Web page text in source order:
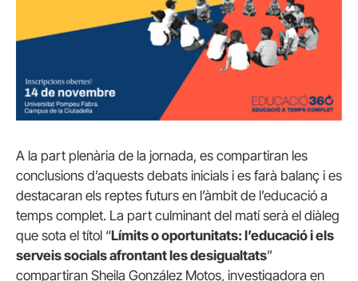
A la part plenària de la jornada, es compartiran les
conclusions d’aquests debats inicials i es farà balanç i es
destacaran els reptes futurs en l’àmbit de l’educació a
temps complet. La part culminant del matí serà el diàleg
que sota el títol “Límits o oportunitats: l’educació i els
serveis socials afrontant les desigualtats”
compartiran Sheila González Motos, investigadora en